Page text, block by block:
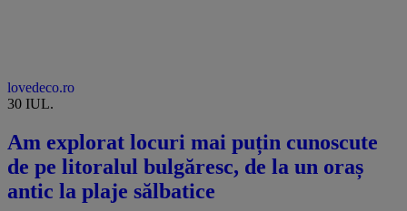
lovedeco.ro
30 IUL.
Am explorat locuri mai puțin cunoscute
de pe litoralul bulgăresc, de la un oraș
antic la plaje sălbatice